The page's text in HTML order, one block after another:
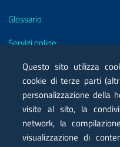
Glossario
Servizi online
Moduli
Posta elettronica certificata PEC
Privacy
Note legali
Questo sito utilizza
cookie di terze parti
personalizzazione della
visite al sito, la
network, la
visualizzazione di